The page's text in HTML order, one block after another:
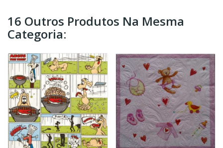
16 Outros Produtos Na Mesma
Categoria: